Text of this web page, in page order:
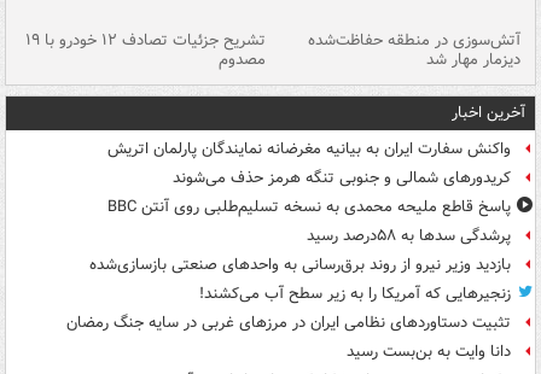
آتش‌سوزی در منطقه حفاظت‌شده
دیزمار مهار شد
تشریح جزئیات تصادف ۱۲ خودرو با ۱۹
مصدوم
آخرین اخبار
واکنش سفارت ایران به بیانیه مغرضانه نمایندگان پارلمان اتریش
کریدورهای شمالی و جنوبی تنگه هرمز حذف می‌شوند
پاسخ قاطع ملیحه محمدی به نسخه تسلیم‌طلبی روی آنتن BBC
پرشدگی سدها به ۵۸درصد رسید
بازدید وزیر نیرو از روند برق‌رسانی به واحدهای صنعتی بازسازی‌شده
زنجیرهایی که آمریکا را به زیر سطح آب می‌کشند!
تثبیت دستاوردهای نظامی ایران در مرزهای غربی در سایه جنگ رمضان
دانا وایت به بن‌بست رسید